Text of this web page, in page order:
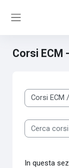
Corsi ECM
Categorie di
Cerca corsi
In questa